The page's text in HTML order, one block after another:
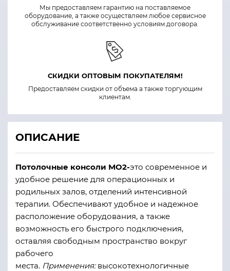
Мы предоставляем гарантию на поставляемое
оборудование, а также осуществляем любое сервисное
обслуживание соответственно условиям договора.
СКИДКИ ОПТОВЫМ ПОКУПАТЕЛЯМ!
Предоставляем скидки от объема а также торгующим
клиентам.
ОПИСАНИЕ
Потолочные консоли МО2-это современное и
удобное решение для операционных и
родильных залов, отделений интенсивной
терапии. Обеспечивают удобное и надежное
расположение оборудования, а также
возможность его быстрого подключения,
оставляя свободным пространство вокруг
рабочего
места. Применения:высокотехнологичные